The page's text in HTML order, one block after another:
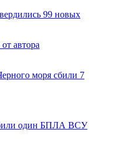
99 новых
автора
моря сбили 7
один БПЛА ВСУ